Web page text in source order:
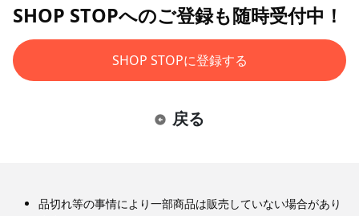
SHOP STOPへのご登録も随時受付中！
SHOP STOPに登録する
戻る
品切れ等の事情により一部商品は販売していない場合があり